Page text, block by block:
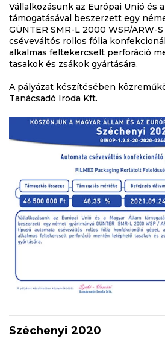
Vállalkozásunk az Európai Unió és
támogatásával beszerzett egy
GÜNTER SMR-L 2000 WSP/ARW-
cséveváltós rollos fólia
alkalmas feltekercselt perforáció
tasakok és zsákok gyártására.
A pályázat készítésében
Tanácsadó Iroda Kft.
Széchenyi 2020